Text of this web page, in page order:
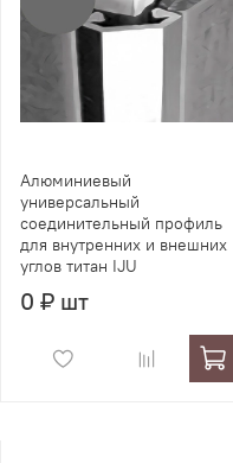
Алюминиевый
универсальный
соединительный профиль
для внутренних и внешних
углов титан IJU
0 ₽ шт